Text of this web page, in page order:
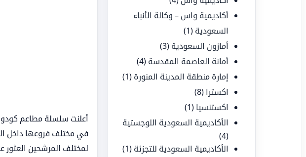
أكاديمية واس – وكالة الأنباء
السعودية (1)
أمازون السعودية (3)
أمانة العاصمة المقدسة (4)
إمارة منطقة المدينة المنورة (1)
اكسترا (8)
اكستنسيا (1)
الأكاديمية السعودية اللوجستية
(4)
الأكاديمية السعودية للتجزئة (1)
أعلنت سلسلة مطاعم كودو
في مختلف فروعها داخل
لمختلف المرشحين